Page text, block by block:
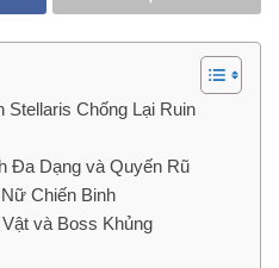
Chống Lại Ruin
Đa Dạng và Quyến Rũ
Chiến Binh
và Boss Khủng